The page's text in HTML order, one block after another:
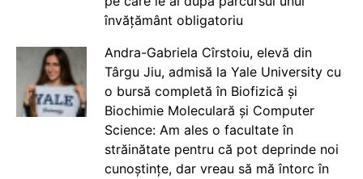
învățământ obligatoriu
Andra-Gabriela Cîrstoiu, elevă din
Târgu Jiu, admisă la Yale University cu
o bursă completă în Biofizică și
Biochimie Moleculară și Computer
Science: Am ales o facultate în
străinătate pentru că pot deprinde noi
cunoștințe, dar vreau să mă întorc în